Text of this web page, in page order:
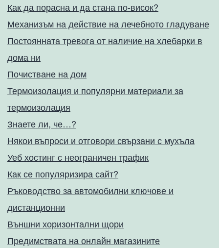
Как да порасна и да стана по-висок?
Механизъм на действие на лечебното гладуване
Постоянната тревога от наличие на хлебарки в
дома ни
Почистване на дом
Термоизолация и популярни материали за
термоизолация
Знаете ли, че…?
Някои въпроси и отговори свързани с мухъла
Уеб хостинг с неограничен трафик
Как се популяризира сайт?
Ръководство за автомобилни ключове и
дистанционни
Външни хоризонтални щори
Предимствата на онлайн магазините